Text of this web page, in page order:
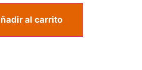
al carrito